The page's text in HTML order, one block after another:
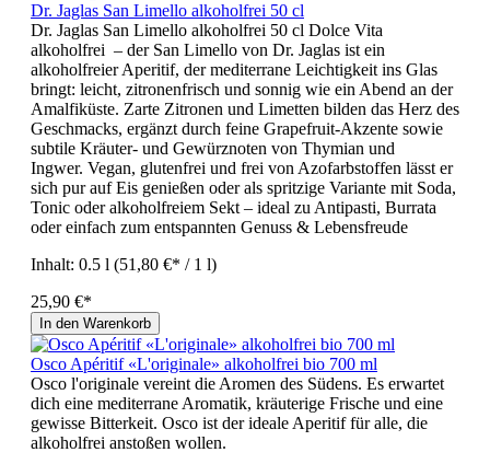
Dr. Jaglas San Limello alkoholfrei 50 cl
Dr. Jaglas San Limello alkoholfrei 50 cl Dolce Vita
alkoholfrei – der San Limello von Dr. Jaglas ist ein
alkoholfreier Aperitif, der mediterrane Leichtigkeit ins Glas
bringt: leicht, zitronenfrisch und sonnig wie ein Abend an der
Amalfiküste. Zarte Zitronen und Limetten bilden das Herz des
Geschmacks, ergänzt durch feine Grapefruit‑Akzente sowie
subtile Kräuter‑ und Gewürznoten von Thymian und
Ingwer. Vegan, glutenfrei und frei von Azofarbstoffen lässt er
sich pur auf Eis genießen oder als spritzige Variante mit Soda,
Tonic oder alkoholfreiem Sekt – ideal zu Antipasti, Burrata
oder einfach zum entspannten Genuss & Lebensfreude
Inhalt: 0.5 l (51,80 €* / 1 l)
25,90 €*
In den Warenkorb
Osco Apéritif «L'originale» alkoholfrei bio 700 ml
Osco l'originale vereint die Aromen des Südens. Es erwartet
dich eine mediterrane Aromatik, kräuterige Frische und eine
gewisse Bitterkeit. Osco ist der ideale Aperitif für alle, die
alkoholfrei anstoßen wollen.